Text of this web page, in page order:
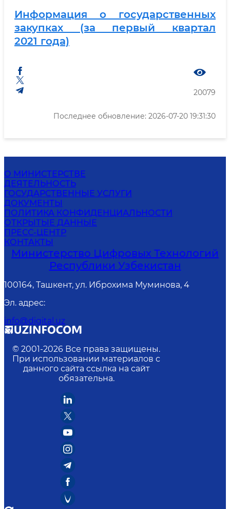
Информация о государственных
закупках (за первый квартал
2021 года)
20079
Последнее обновление: 2026-07-20 19:31:30
О МИНИСТЕРСТВЕ
ДЕЯТЕЛЬНОСТЬ
ГОСУДАРСТВЕННЫЕ УСЛУГИ
ДОКУМЕНТЫ
ПОЛИТИКА КОНФИДЕНЦИАЛЬНОСТИ
ОТКРЫТЫЕ ДАННЫЕ
ПРЕСС-ЦЕНТР
КОНТАКТЫ
Министерство Цифровых Технологий
Республики Узбекистан
100164, Ташкент, ул. Иброхима Муминова, 4
Эл. адрес:
info@digital.uz
© 2001-2026 Все права защищены.
При использовании материалов с
данного сайта ссылка на сайт
обязательна.